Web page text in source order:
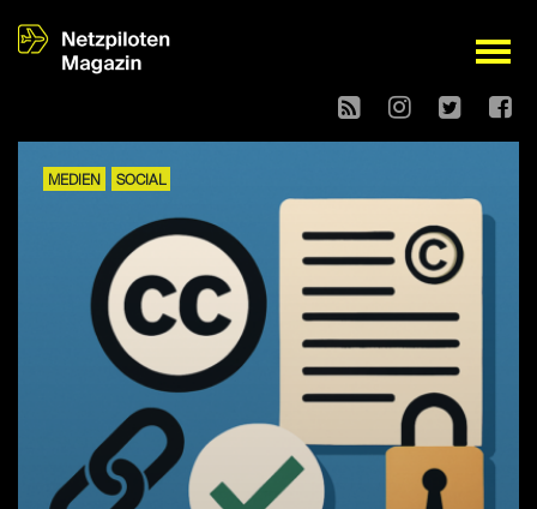
open
MEDIEN SOCIAL